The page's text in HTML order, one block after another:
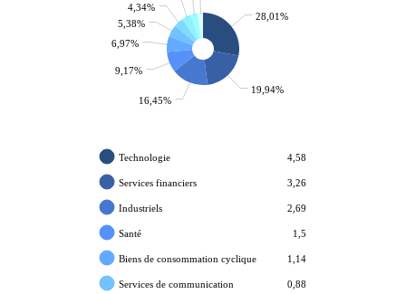
28,01%
19,94%
16,45%
9,17%
6,97%
5,38%
4,34%
Technologie 4,58
Services financiers 3,26
Industriels 2,69
Santé 1,5
Biens de consommation cyclique 1,14
Services de communication 0,88